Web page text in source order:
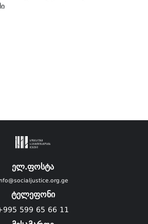
ელ.ფოსტა
ტელეფონი
599 65 66 11